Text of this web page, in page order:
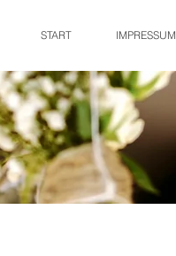
START IMPRESSUM